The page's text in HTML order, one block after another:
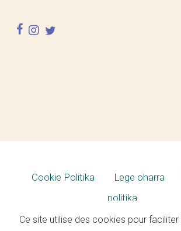
facebook
instagram
twitter
Cookie Politika Lege oharra
politika
Ce site utilise des cookies pour